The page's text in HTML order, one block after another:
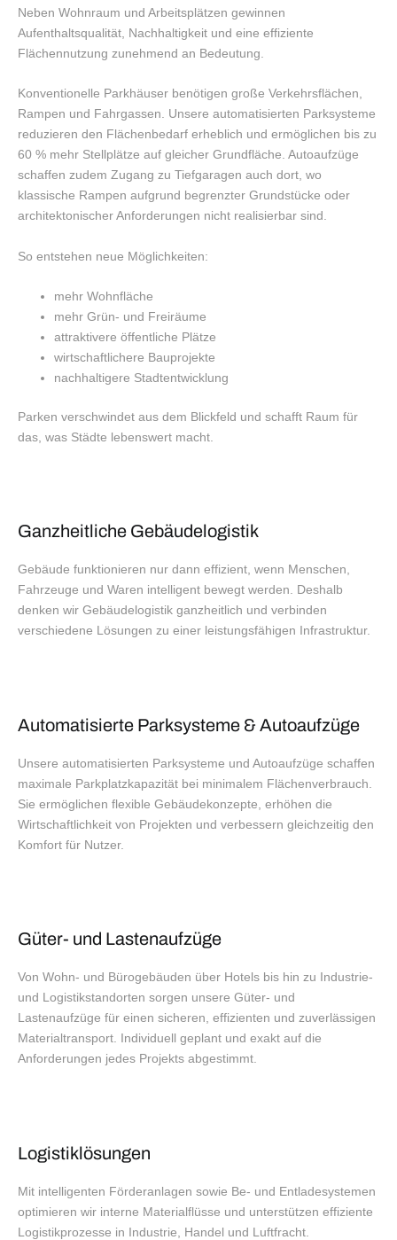
Neben Wohnraum und Arbeitsplätzen gewinnen
Aufenthaltsqualität, Nachhaltigkeit und eine effiziente
Flächennutzung zunehmend an Bedeutung.
Konventionelle Parkhäuser benötigen große Verkehrsflächen,
Rampen und Fahrgassen. Unsere automatisierten Parksysteme
reduzieren den Flächenbedarf erheblich und ermöglichen bis zu
60 % mehr Stellplätze auf gleicher Grundfläche. Autoaufzüge
schaffen zudem Zugang zu Tiefgaragen auch dort, wo
klassische Rampen aufgrund begrenzter Grundstücke oder
architektonischer Anforderungen nicht realisierbar sind.
So entstehen neue Möglichkeiten:
mehr Wohnfläche
mehr Grün- und Freiräume
attraktivere öffentliche Plätze
wirtschaftlichere Bauprojekte
nachhaltigere Stadtentwicklung
Parken verschwindet aus dem Blickfeld und schafft Raum für
das, was Städte lebenswert macht.
Ganzheitliche Gebäudelogistik
Gebäude funktionieren nur dann effizient, wenn Menschen,
Fahrzeuge und Waren intelligent bewegt werden. Deshalb
denken wir Gebäudelogistik ganzheitlich und verbinden
verschiedene Lösungen zu einer leistungsfähigen Infrastruktur.
Automatisierte Parksysteme & Autoaufzüge
Unsere automatisierten Parksysteme und Autoaufzüge schaffen
maximale Parkplatzkapazität bei minimalem Flächenverbrauch.
Sie ermöglichen flexible Gebäudekonzepte, erhöhen die
Wirtschaftlichkeit von Projekten und verbessern gleichzeitig den
Komfort für Nutzer.
Güter- und Lastenaufzüge
Von Wohn- und Bürogebäuden über Hotels bis hin zu Industrie-
und Logistikstandorten sorgen unsere Güter- und
Lastenaufzüge für einen sicheren, effizienten und zuverlässigen
Materialtransport. Individuell geplant und exakt auf die
Anforderungen jedes Projekts abgestimmt.
Logistiklösungen
Mit intelligenten Förderanlagen sowie Be- und Entladesystemen
optimieren wir interne Materialflüsse und unterstützen effiziente
Logistikprozesse in Industrie, Handel und Luftfracht.